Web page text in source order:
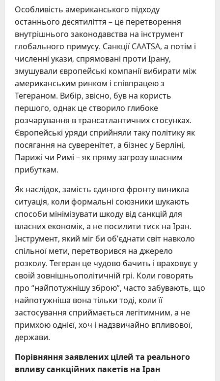
Особливість американського підходу
останнього десятиліття – це перетворення
внутрішнього законодавства на інструмент
глобального примусу. Санкції CAATSA, а потім і
численні укази, спрямовані проти Ірану,
змушували європейські компанії вибирати між
американським ринком і співпрацею з
Тегераном. Вибір, звісно, був на користь
першого, однак це створило глибоке
розчарування в трансатлантичних стосунках.
Європейські уряди сприйняли таку політику як
посягання на суверенітет, а бізнес у Берліні,
Парижі чи Римі – як пряму загрозу власним
прибуткам.
Як наслідок, замість єдиного фронту виникла
ситуація, коли формальні союзники шукають
способи мінімізувати шкоду від санкцій для
власних економік, а не посилити тиск на Іран.
Інструмент, який міг би об’єднати світ навколо
спільної мети, перетворився на джерело
розколу. Тегеран це чудово бачить і враховує у
своїй зовнішньополітичній грі. Коли говорять
про “найпотужнішу зброю”, часто забувають, що
найпотужніша вона тільки тоді, коли її
застосування сприймається легітимним, а не
примхою однієї, хоч і надзвичайно впливової,
держави.
Порівняння заявлених цілей та реального
впливу санкційних пакетів на Іран